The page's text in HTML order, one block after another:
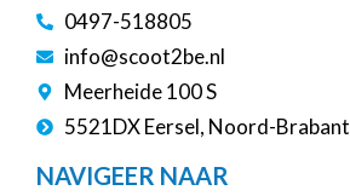
0497-518805
info@scoot2be.nl
Meerheide 100 S
5521DX Eersel, Noord-Brabant
NAVIGEER NAAR